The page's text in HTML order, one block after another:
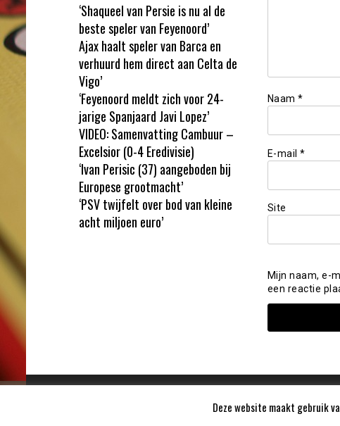
Naam *
E-mail *
Site
Mijn naam, e-
een reactie
‘Shaqueel van Persie is nu al de
beste speler van Feyenoord’
Ajax haalt speler van Barca en
verhuurd hem direct aan Celta de
Vigo’
‘Feyenoord meldt zich voor 24-
jarige Spanjaard Javi Lopez’
VIDEO: Samenvatting Cambuur –
Excelsior (0-4 Eredivisie)
‘Ivan Perisic (37) aangeboden bij
Europese grootmacht’
‘PSV twijfelt over bod van kleine
acht miljoen euro’
Deze website maakt gebruik